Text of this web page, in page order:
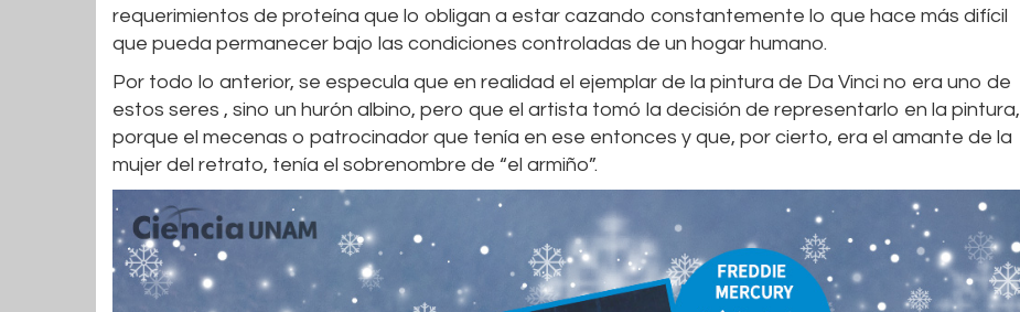
requerimientos de proteína que lo obligan a estar cazando constantemente lo que hace más difícil
que pueda permanecer bajo las condiciones controladas de un hogar humano.
Por todo lo anterior, se especula que en realidad el ejemplar de la pintura de Da Vinci no era uno de
estos seres , sino un hurón albino, pero que el artista tomó la decisión de representarlo en la pintura,
porque el mecenas o patrocinador que tenía en ese entonces y que, por cierto, era el amante de la
mujer del retrato, tenía el sobrenombre de “el armiño”.